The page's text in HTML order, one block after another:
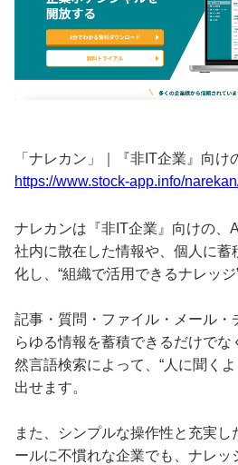
「ナレカン」｜『非IT企業』向
https://www.stock-app.info/
ナレカンは『非IT企業』向けの、
社内に散在した情報や、個人に蓄
化し、“組織で活用できるナレッジ
記事・質問・ファイル・メール・
らゆる情報を蓄積できるだけでな
然言語検索によって、“人に聞く
出せます。
また、シンプルな操作性と充実
ールに不慣れな企業でも、ナレッ